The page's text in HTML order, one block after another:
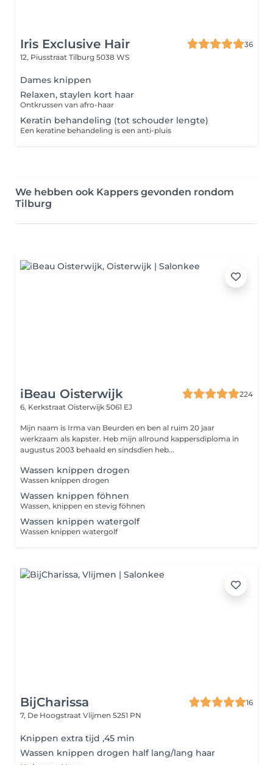
Iris Exclusive Hair
36
12, Piusstraat Tilburg 5038 WS
Dames knippen
Relaxen, staylen kort haar
Ontkrussen van afro-haar
Keratin behandeling (tot schouder lengte)
Een keratine behandeling is een anti-pluis
We hebben ook Kappers gevonden rondom
Tilburg
iBeau Oisterwijk
224
6, Kerkstraat Oisterwijk 5061 EJ
Mijn naam is Irma van Beurden en ben al ruim 20 jaar
werkzaam als kapster. Heb mijn allround kappersdiploma in
augustus 2003 behaald en sindsdien heb...
Wassen knippen drogen
Wassen knippen drogen
Wassen knippen föhnen
Wassen, knippen en stevig föhnen
Wassen knippen watergolf
Wassen knippen watergolf
BijCharissa
16
7, De Hoogstraat Vlijmen 5251 PN
Knippen extra tijd ,45 min
Wassen knippen drogen half lang/lang haar